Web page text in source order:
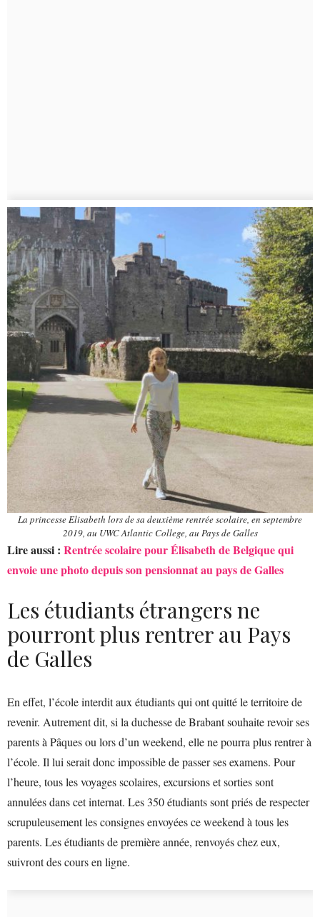
La princesse Elisabeth lors de sa deuxième rentrée scolaire, en septembre
2019, au UWC Atlantic College, au Pays de Galles
Lire aussi : Rentrée scolaire pour Élisabeth de Belgique qui
envoie une photo depuis son pensionnat au pays de Galles
Les étudiants étrangers ne
pourront plus rentrer au Pays
de Galles
En effet, l’école interdit aux étudiants qui ont quitté le territoire de
revenir. Autrement dit, si la duchesse de Brabant souhaite revoir ses
parents à Pâques ou lors d’un weekend, elle ne pourra plus rentrer à
l’école. Il lui serait donc impossible de passer ses examens. Pour
l’heure, tous les voyages scolaires, excursions et sorties sont
annulées dans cet internat. Les 350 étudiants sont priés de respecter
scrupuleusement les consignes envoyées ce weekend à tous les
parents. Les étudiants de première année, renvoyés chez eux,
suivront des cours en ligne.